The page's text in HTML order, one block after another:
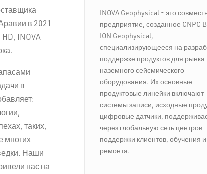
в 2021
INOVA
в
таких,
многих
Наши
нас на
INOVA Geophysical - это
предприятие, созданное CNPC
ION Geophysical,
специализирующееся на
поддержке продуктов для рынка
наземного сейсмического
оборудования. Их основные
продуктовые линейки включают
системы записи, исходные
цифровые датчики,
через глобальную сеть центров
поддержки клиентов, обучения и
ремонта.